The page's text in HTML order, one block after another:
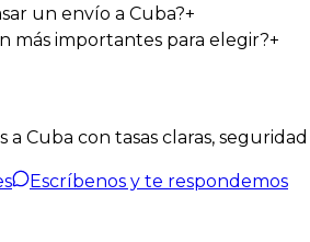
un envío a Cuba?+
más importantes para elegir?+
a Cuba con tasas claras,
Escríbenos y te respondemos